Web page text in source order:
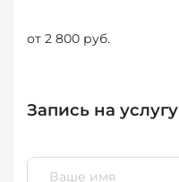
от 2 800 руб.
Запись на услугу